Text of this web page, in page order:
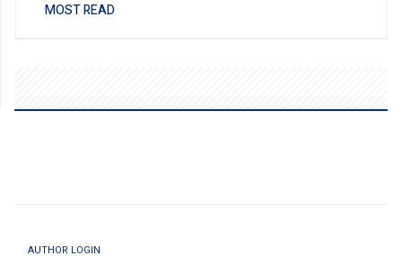
MOST READ
AUTHOR LOGIN